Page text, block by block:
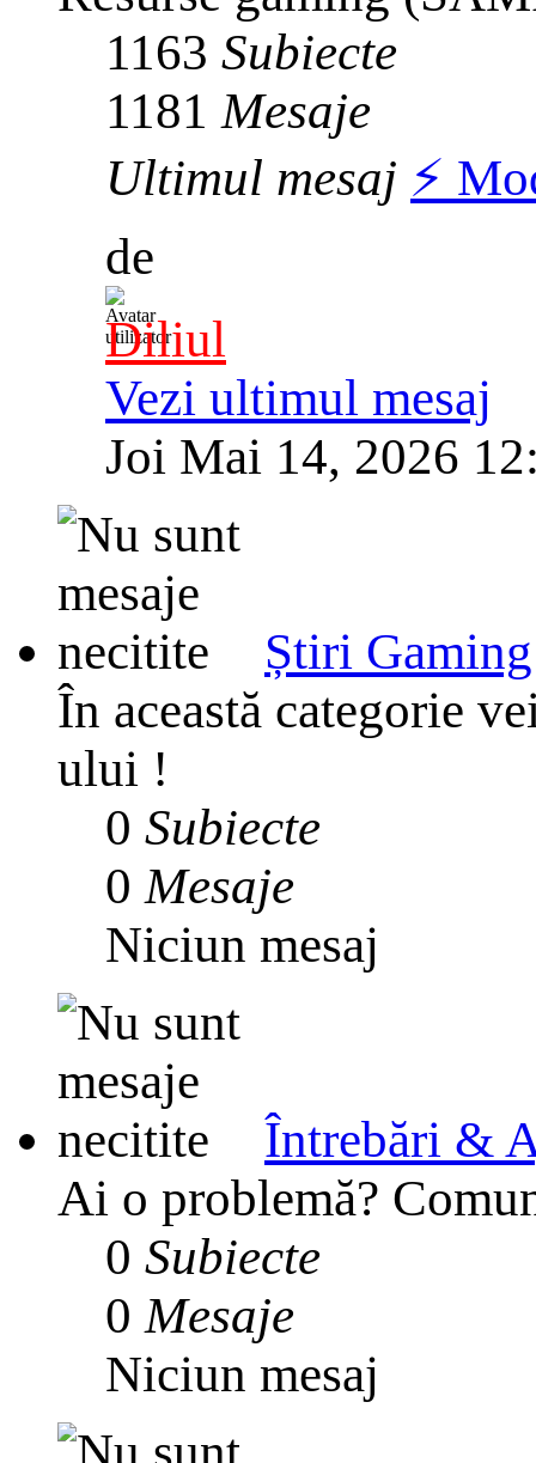
1163 Subiecte
1181Mesaje
Ultimul mesaj ⚡️
de
Diliul
Vezi ultimul mesaj
Joi Mai 14, 2026
Știri Gaming
În această categorie
ului !
0 Subiecte
0Mesaje
Niciun mesaj
Întrebări &
Ai o problemă?
0 Subiecte
0Mesaje
Niciun mesaj